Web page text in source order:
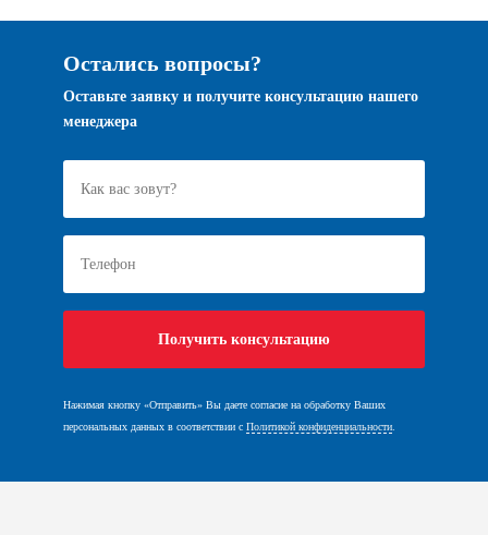
Остались вопросы?
Оставьте заявку и получите консультацию нашего
менеджера
Нажимая кнопку «Отправить» Вы даете согласие на обработку Ваших
персональных данных в соответствии с Политикой конфиденциальности